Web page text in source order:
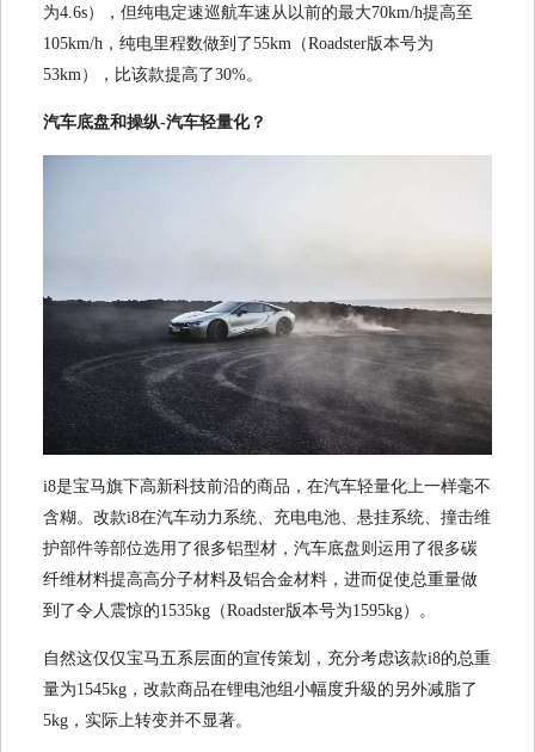
为4.6s），但纯电定速巡航车速从以前的最大70km/h提高至
105km/h，纯电里程数做到了55km（Roadster版本号为
53km），比该款提高了30%。
汽车底盘和操纵-汽车轻量化？
i8是宝马旗下高新科技前沿的商品，在汽车轻量化上一样毫不
含糊。改款i8在汽车动力系统、充电电池、悬挂系统、撞击维
护部件等部位选用了很多铝型材，汽车底盘则运用了很多碳
纤维材料提高高分子材料及铝合金材料，进而促使总重量做
到了令人震惊的1535kg（Roadster版本号为1595kg）。
自然这仅仅宝马五系层面的宣传策划，充分考虑该款i8的总重
量为1545kg，改款商品在锂电池组小幅度升級的另外减脂了
5kg，实际上转变并不显著。